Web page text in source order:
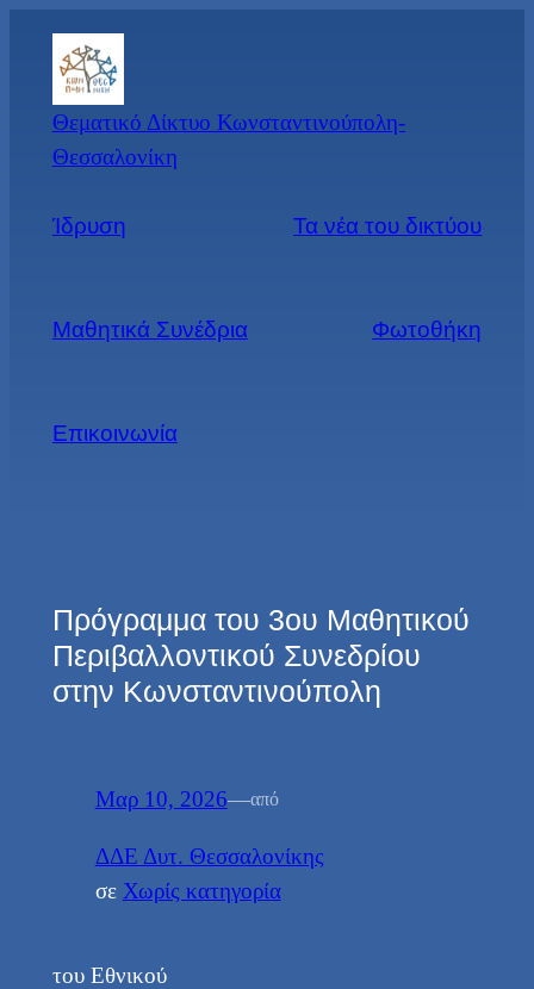
περιεχόμενο
Θεματικό Δίκτυο Κωνσταντινούπολη-
Θεσσαλονίκη
Ίδρυση Τα νέα του δικτύου
Μαθητικά Συνέδρια Φωτοθήκη
Επικοινωνία
Πρόγραμμα του 3ου Μαθητικού
Περιβαλλοντικού Συνεδρίου
στην Κωνσταντινούπολη
Μαρ 10, 2026—από
ΔΔΕ Δυτ. Θεσσαλονίκης
σε Χωρίς κατηγορία
του Εθνικού